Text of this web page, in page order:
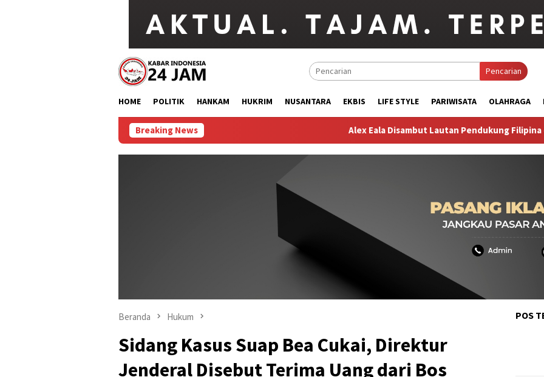
Pencarian
HOME POLITIK HANKAM HUKRIM NUSANTARA EKBIS LIFE STYLE PARIWISATA OLAHRAGA
Breaking News Alex Eala Disambut Lautan Pendukung Filipina di
Beranda Hukum
Sidang Kasus Suap Bea Cukai, Direktur
Jenderal Disebut Terima Uang dari Bos
POS